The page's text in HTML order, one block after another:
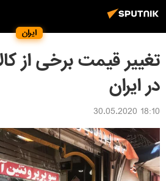
ایران
تغییر قیمت برخی از
در ایران
18:10 30.05.2020